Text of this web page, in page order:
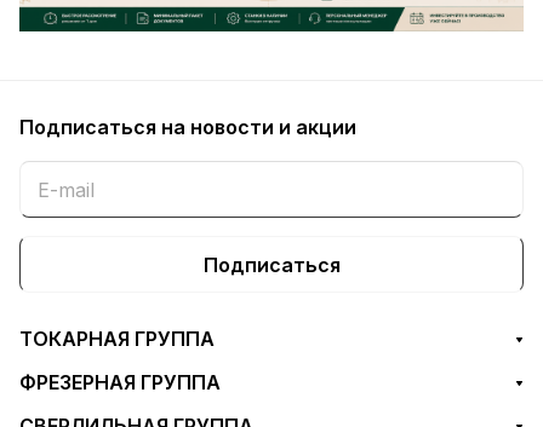
Подписаться на новости и акции
Подписаться
ТОКАРНАЯ ГРУППА
ФРЕЗЕРНАЯ ГРУППА